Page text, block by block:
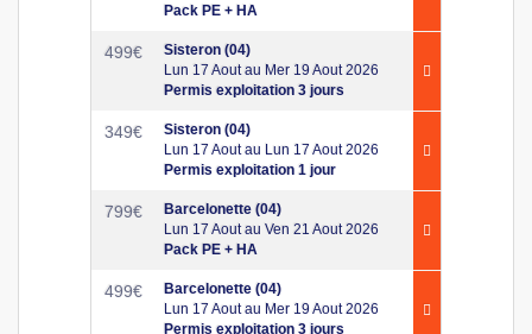
Pack PE + HA
499€
Sisteron (04)
Lun 17 Aout au Mer 19 Aout 2026
Permis exploitation 3 jours
349€
Sisteron (04)
Lun 17 Aout au Lun 17 Aout 2026
Permis exploitation 1 jour
799€
Barcelonette (04)
Lun 17 Aout au Ven 21 Aout 2026
Pack PE + HA
499€
Barcelonette (04)
Lun 17 Aout au Mer 19 Aout 2026
Permis exploitation 3 jours